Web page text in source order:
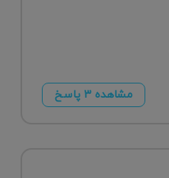
مشاهده ۳ پاسخ